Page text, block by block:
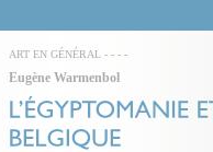
ART EN GÉNÉRAL - - - -
Eugène Warmenbol